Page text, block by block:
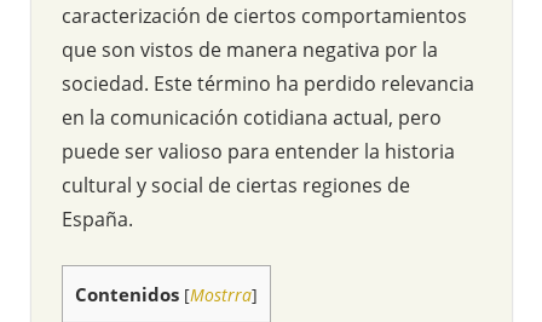
caracterización de ciertos comportamientos
que son vistos de manera negativa por la
sociedad. Este término ha perdido relevancia
en la comunicación cotidiana actual, pero
puede ser valioso para entender la historia
cultural y social de ciertas regiones de
España.
Contenidos [Mostrra]